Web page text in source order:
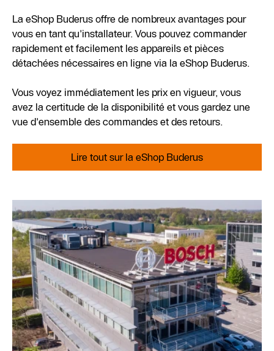
La eShop Buderus offre de nombreux avantages pour
vous en tant qu'installateur. Vous pouvez commander
rapidement et facilement les appareils et pièces
détachées nécessaires en ligne via la eShop Buderus.
Vous voyez immédiatement les prix en vigueur, vous
avez la certitude de la disponibilité et vous gardez une
vue d'ensemble des commandes et des retours.
Lire tout sur la eShop Buderus